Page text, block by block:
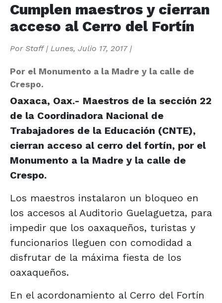
Cumplen maestros y cierran
acceso al Cerro del Fortín
Por Staff| Lunes, Julio 17, 2017|
Por el Monumento a la Madre y la calle de
Crespo.
Oaxaca, Oax.- Maestros de la sección 22
de la Coordinadora Nacional de
Trabajadores de la Educación (CNTE),
cierran acceso al cerro del fortín, por el
Monumento a la Madre y la calle de
Crespo.
Los maestros instalaron un bloqueo en
los accesos al Auditorio Guelaguetza, para
impedir que los oaxaqueños, turistas y
funcionarios lleguen con comodidad a
disfrutar de la máxima fiesta de los
oaxaqueños.
En el acordonamiento al Cerro del Fortín